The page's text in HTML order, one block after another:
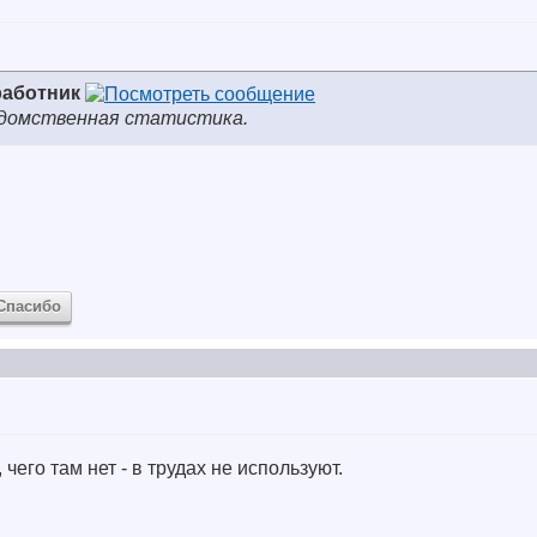
статистика.
там нет - в трудах не используют.